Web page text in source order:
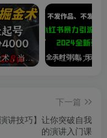
天选之人掘金术，当天起号，7条作品涨粉4000+，单月变现2.8w天选之人掘…
下一篇
演讲技巧】让你突破自我
的演讲入门课